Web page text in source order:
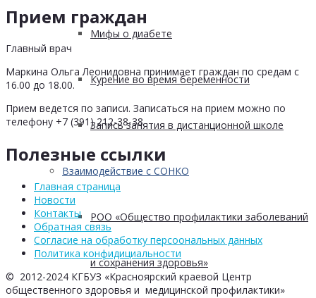
Мифы о диабете
Курение во время беременности
Запись занятия в дистанционной школе
Взаимодействие с СОНКО
РОО «Общество профилактики заболеваний
и сохранения здоровья»
Прием граждан
Главный врач
Маркина Ольга Леонидовна принимает граждан по средам с
16.00 до 18.00.
Прием ведется по записи. Записаться на прием можно по
телефону +7 (391) 212-38-38
Полезные ссылки
Главная страница
Новости
Контакты
Обратная связь
Согласие на обработку персоональных данных
Политика конфидициальности
© 2012-2024 КГБУЗ «Красноярский краевой Центр
общественного здоровья и медицинской профилактики»